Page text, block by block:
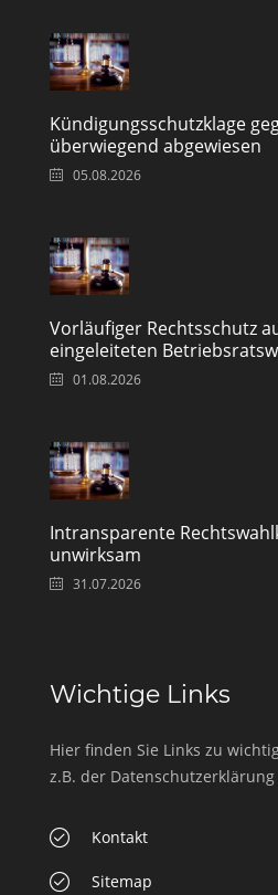
Kündigungsschutzklage
überwiegend abgewiesen
05.08.2026
Vorläufiger Rechtsschutz
eingeleiteten
01.08.2026
Intransparente
unwirksam
31.07.2026
Wichtige Links
Hier finden Sie Links zu
z.B. der
Kontakt
Sitemap